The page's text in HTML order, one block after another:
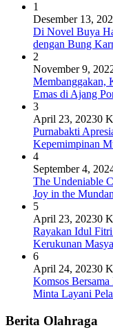
1
Desember 13,
Di Novel Buya
dengan Bung
2
November 9,
Membanggakan,
Emas di Ajang
3
April 23, 20230
Purnabakti
Kepemimpinan
4
September 4,
The Undeniable
Joy in the
5
April 23, 20230
Rayakan Idul
Kerukunan
6
April 24, 20230
Komsos
Minta Layani
Berita Olahraga